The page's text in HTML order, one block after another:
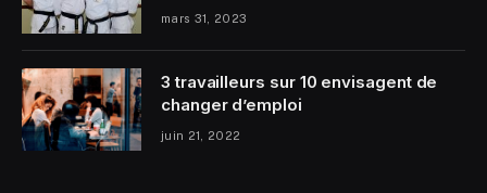
mars 31, 2023
3 travailleurs sur 10 envisagent de
changer d’emploi
juin 21, 2022